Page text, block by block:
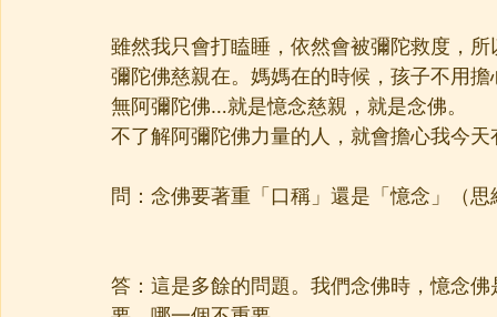
雖然我只會打瞌睡，依然會被彌陀救度，
彌陀佛慈親在。媽媽在的時候，孩子不用
無阿彌陀佛…就是憶念慈親，就是念佛。
不了解阿彌陀佛力量的人，就會擔心我今
問：念佛要著重「口稱」還是「憶念」（思
答：這是多餘的問題。我們念佛時，憶念